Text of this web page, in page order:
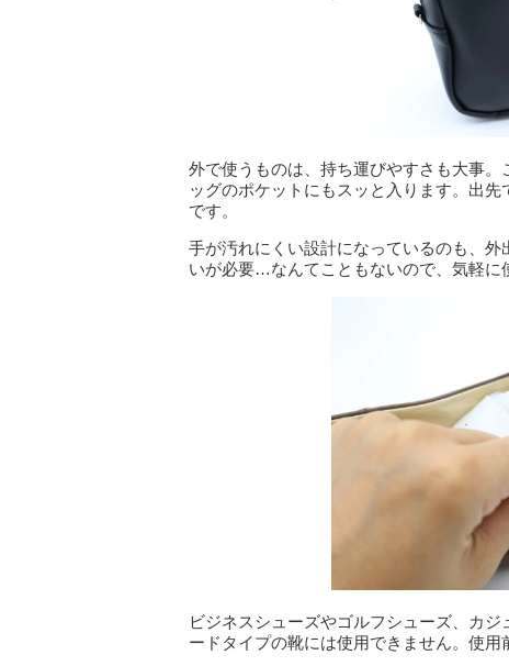
外で使うものは、持ち運びやすさも大事
ッグのポケットにもスッと入ります。出
です。
手が汚れにくい設計になっているのも、
いが必要…なんてこともないので、気軽に
ビジネスシューズやゴルフシューズ、カ
ードタイプの靴には使用できません。使用